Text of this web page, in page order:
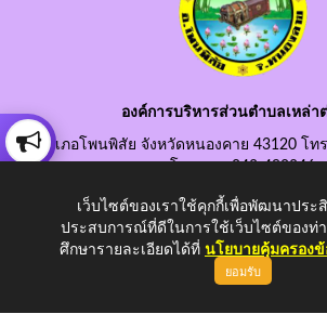
องค์การบริหารส่วนตำบลเหล่า
อำเภอโพนพิสัย จังหวัดหนองคาย 43120 โท
โทรสาร. 042-490846
อีเมลกลาง.
เว็บไซต์ของเราใช้คุกกี้เพื่อพัฒนาประ
ประสบการณ์ที่ดีในการใช้เว็บไซต์ของท่
ศึกษารายละเอียดได้ที่ นโยบายคุ้มครอง
ยอมรับ